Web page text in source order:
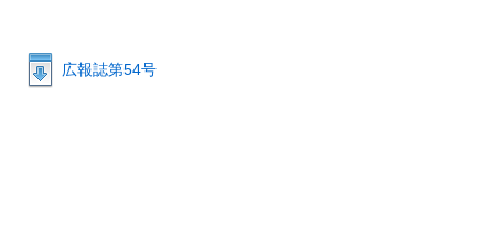
広報誌第54号